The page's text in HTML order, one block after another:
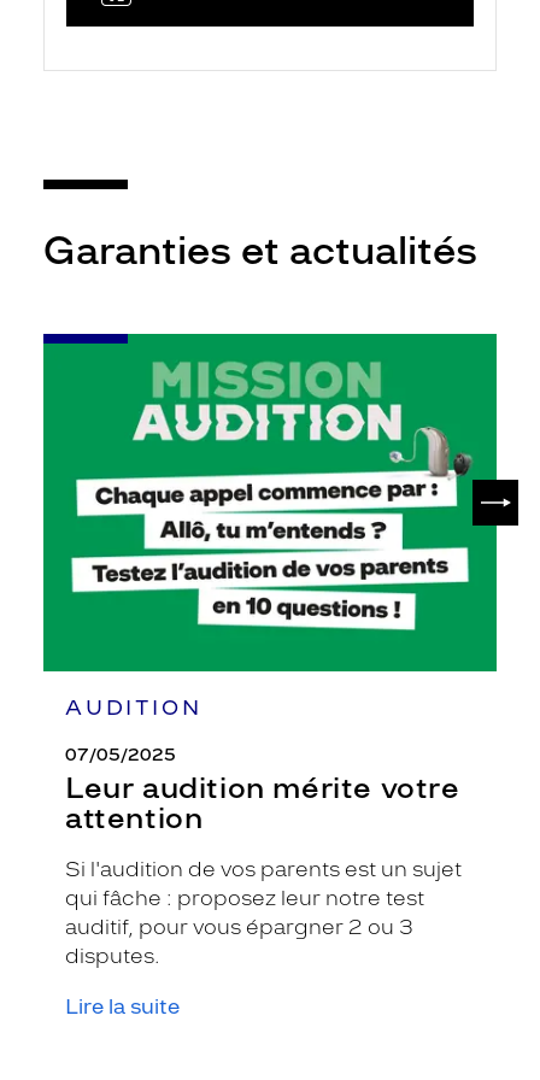
Garanties et actualités
AUDITION
07/05/2025
Leur audition mérite votre
attention
Si l'audition de vos parents est un sujet
qui fâche : proposez leur notre test
auditif, pour vous épargner 2 ou 3
disputes.
Lire la suite
-